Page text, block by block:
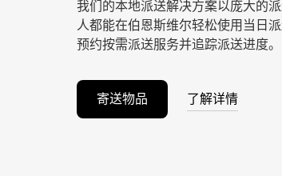
我们的本地派送解决方案以庞大的
人都能在伯恩斯维尔轻松使用当日
预约按需派送服务并追踪派送进度。
寄送物品 了解详情